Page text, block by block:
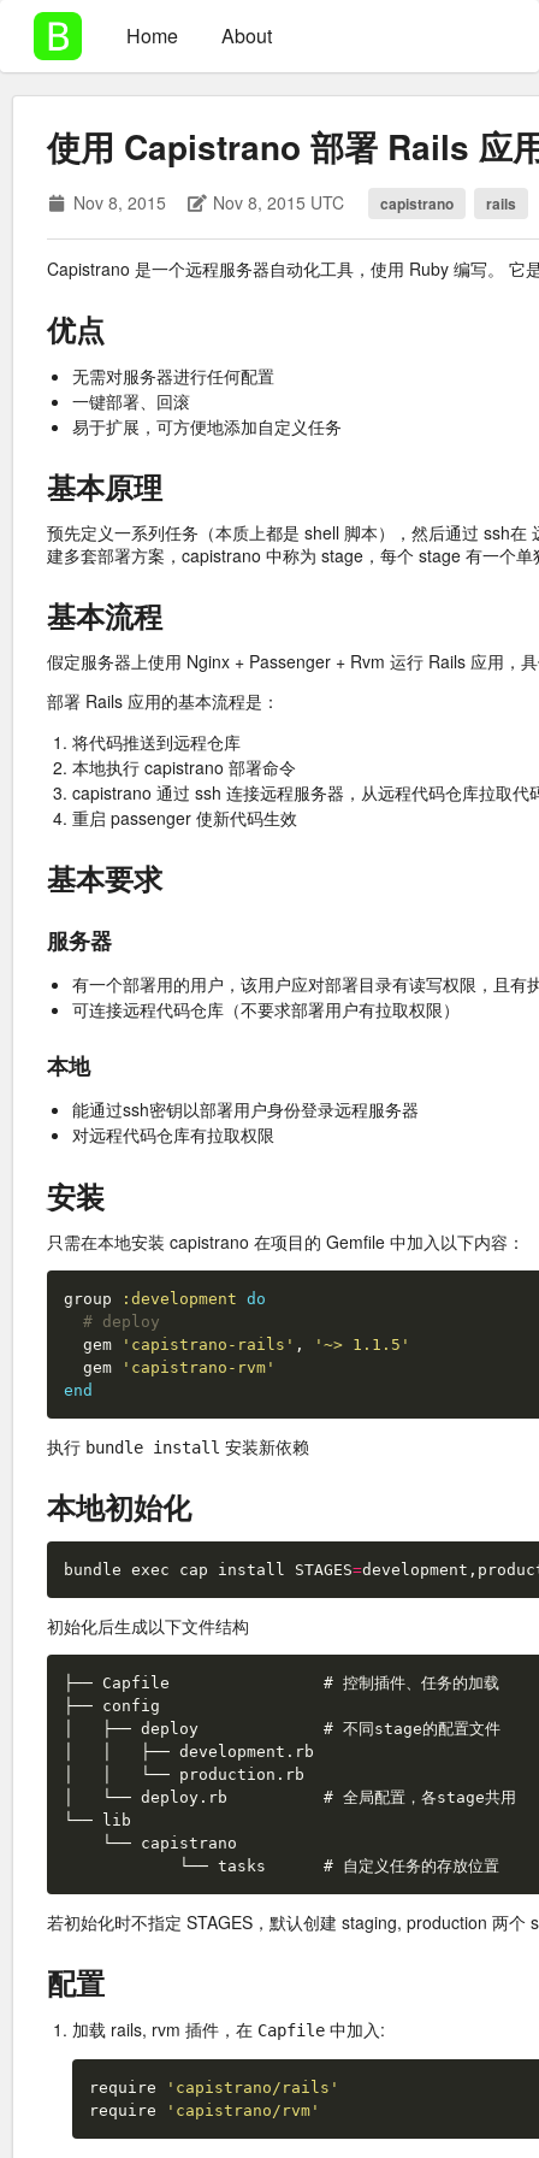
Home About
使用 Capistrano 部署 Rails 应
Nov 8, 2015 Nov 8, 2015 UTC capistrano rails
Capistrano 是一个远程服务器自动化工具，使用 Ruby 编写。
优点
无需对服务器进行任何配置
一键部署、回滚
易于扩展，可方便地添加自定义任务
基本原理
预先定义一系列任务（本质上都是 shell 脚本），然后通过 ssh
建多套部署方案，capistrano 中称为 stage，每个 stage 有一个单
基本流程
假定服务器上使用 Nginx + Passenger + Rvm 运行 Rails 应用，
部署 Rails 应用的基本流程是：
将代码推送到远程仓库
本地执行 capistrano 部署命令
capistrano 通过 ssh 连接远程服务器，从远程代码仓库拉取
重启 passenger 使新代码生效
基本要求
服务器
有一个部署用的用户，该用户应对部署目录有读写权限，且
可连接远程代码仓库（不要求部署用户有拉取权限）
本地
能通过ssh密钥以部署用户身份登录远程服务器
对远程代码仓库有拉取权限
安装
只需在本地安装 capistrano 在项目的 Gemfile 中加入以下内容：
group :development do
# deploy
gem
'capistrano-rails' ,
'~> 1.1.5'
gem
'capistrano-rvm'
end
执行 bundle install 安装新依赖
本地初始化
bundle exec cap install STAGES=
初始化后生成以下文件结构
若初始化时不指定 STAGES，默认创建 staging, production 两个
配置
加载 rails, rvm 插件，在 Capfile 中加入:
require
'capistrano/rails'
require
'capistrano/rvm'